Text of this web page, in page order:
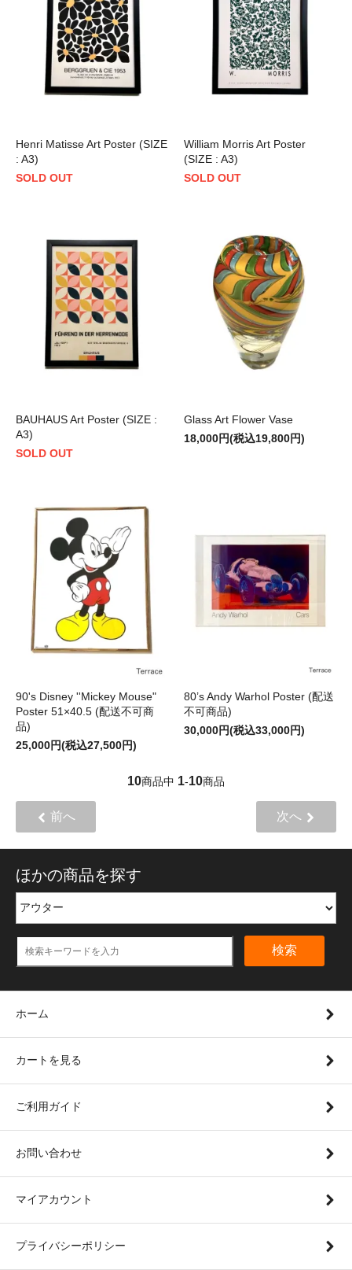
Henri Matisse Art Poster (SIZE
: A3)
SOLD OUT
William Morris Art Poster
(SIZE : A3)
SOLD OUT
BAUHAUS Art Poster (SIZE :
A3)
SOLD OUT
Glass Art Flower Vase
18,000円(税込19,800円)
90's Disney ''Mickey Mouse"
Poster 51×40.5 (配送不可商
品)
25,000円(税込27,500円)
80’s Andy Warhol Poster (配送
不可商品)
30,000円(税込33,000円)
10商品中 1-10商品
前へ 次へ
ほかの商品を探す
検索
ホーム
カートを見る
ご利用ガイド
お問い合わせ
マイアカウント
プライバシーポリシー